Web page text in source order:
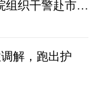
织干警赴市禁
学习
解，跑出护